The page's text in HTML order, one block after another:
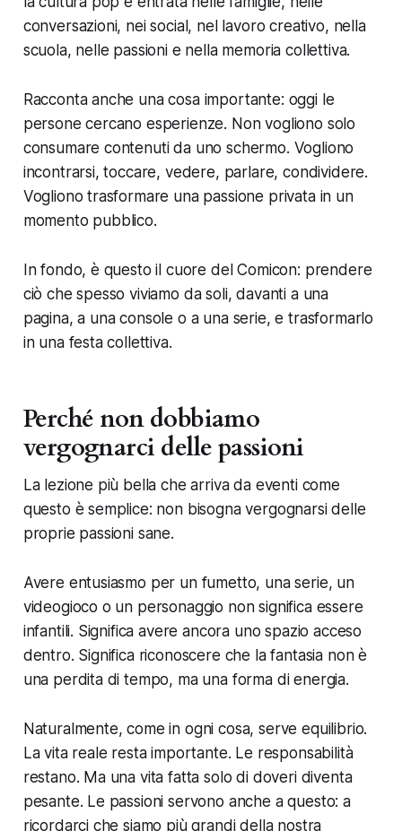
conversazioni, nei social, nel lavoro creativo, nella
scuola, nelle passioni e nella memoria collettiva.
Racconta anche una cosa importante: oggi le
persone cercano esperienze. Non vogliono solo
consumare contenuti da uno schermo. Vogliono
incontrarsi, toccare, vedere, parlare, condividere.
Vogliono trasformare una passione privata in un
momento pubblico.
In fondo, è questo il cuore del Comicon: prendere
ciò che spesso viviamo da soli, davanti a una
pagina, a una console o a una serie, e trasformarlo
in una festa collettiva.
Perché non dobbiamo
vergognarci delle passioni
La lezione più bella che arriva da eventi come
questo è semplice: non bisogna vergognarsi delle
proprie passioni sane.
Avere entusiasmo per un fumetto, una serie, un
videogioco o un personaggio non significa essere
infantili. Significa avere ancora uno spazio acceso
dentro. Significa riconoscere che la fantasia non è
una perdita di tempo, ma una forma di energia.
Naturalmente, come in ogni cosa, serve equilibrio.
La vita reale resta importante. Le responsabilità
restano. Ma una vita fatta solo di doveri diventa
pesante. Le passioni servono anche a questo: a
ricordarci che siamo più grandi della nostra